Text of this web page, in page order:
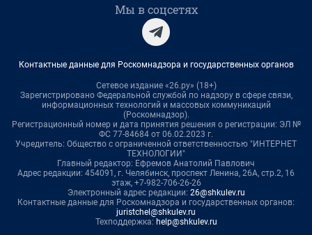
Мы в соцсетях
Контактные данные для Роскомнадзора и государственных органов
Сетевое издание «26.ру» (18+)
Зарегистрировано Федеральной службой по надзору в сфере связи,
информационных технологий и массовых коммуникаций
(Роскомнадзор).
Регистрационный номер и дата принятия решения о регистрации: ЭЛ №
ФС 77-84684 от 06.02.2023 г.
Учредитель: Общество с ограниченной ответственностью "ИНТЕРНЕТ
ТЕХНОЛОГИИ"
Главный редактор: Ефремов Анатолий Павлович
Адрес редакции: 454091, г. Челябинск, проспект Ленина, 26А, стр.2, 16
этаж, +7-982-706-26-26
Электронный адрес редакции: 26@shkulev.ru
Контактные данные для Роскомнадзора и государственных органов:
juristchel@shkulev.ru
Техподдержка: help@shkulev.ru